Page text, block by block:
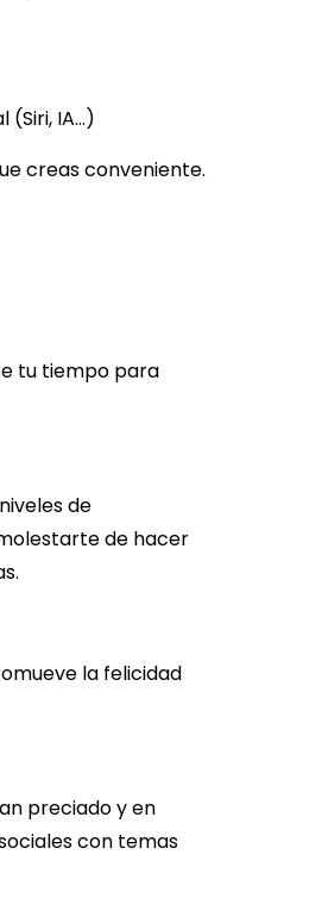
(Siri, IA…)
creas conveniente.
tu tiempo para
de
de hacer
la felicidad
preciado y en
con temas